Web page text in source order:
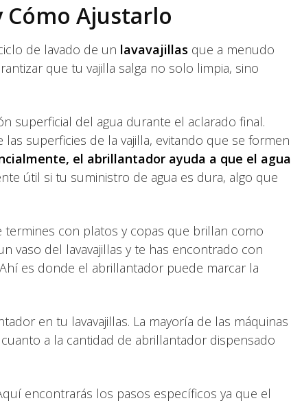
Ajustarlo
de lavado de un lavavajillas que a menudo
que tu vajilla salga no solo limpia, sino
superficial del agua durante el aclarado final.
superficies de la vajilla, evitando que se formen
el abrillantador ayuda a que el agua
útil si tu suministro de agua es dura, algo que
con platos y copas que brillan como
vaso del lavavajillas y te has encontrado con
es donde el abrillantador puede marcar la
en tu lavavajillas. La mayoría de las máquinas
a la cantidad de abrillantador dispensado
encontrarás los pasos específicos ya que el